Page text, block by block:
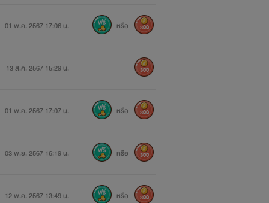
01 พ.ค. 2567 17:06 น. หรือ 300
13 ส.ค. 2567 15:29 น. 300
01 พ.ค. 2567 17:07 น. หรือ 300
03 พ.ย. 2567 16:19 น. หรือ 300
12 พ.ค. 2567 13:49 น. หรือ 300